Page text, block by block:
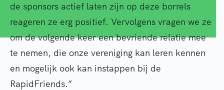
de sponsors actief laten zijn op deze borrels
reageren ze erg positief. Vervolgens vragen we ze
om de volgende keer een bevriende relatie mee
te nemen, die onze vereniging kan leren kennen
en mogelijk ook kan instappen bij de
RapidFriends.”